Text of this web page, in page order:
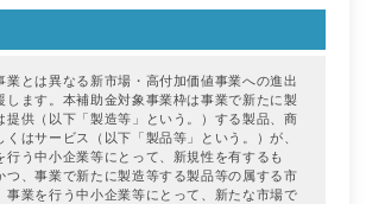
業とは異なる新市場・高付加価値事業への進出
します。本補助金対象事業枠は事業で新たに製
提供（以下「製造等」という。）する製品、商
くはサービス（以下「製品等」という。）が、
行う中小企業等にとって、新規性を有するも
つ、事業で新たに製造等する製品等の属する市
事業を行う中小企業等にとって、新たな市場で